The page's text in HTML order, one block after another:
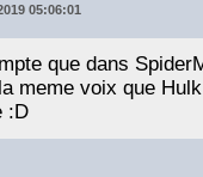
05:06:01
que dans
meme voix que
:D